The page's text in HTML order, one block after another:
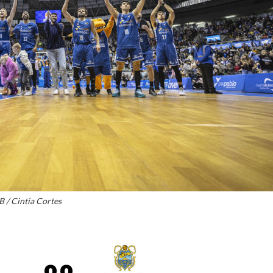
/ Cintia Cortes
La entrevista bTactic
La entrevista bTactic
mayo 7, 2026
0
Nos hacemos mayores. Vamos creciendo. Tanto así
que el próximo 20 de mayo celebramos nuestro
cuarto cumpleaños. Y todo crecimiento conlleva
sus cambios. Cambio que...